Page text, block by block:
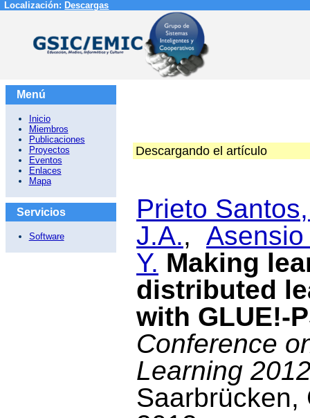
Localización: Descargas
Menú
Inicio
Miembros
Publicaciones
Proyectos
Eventos
Enlaces
Mapa
Servicios
Software
Descargando el artículo
Prieto
J.A.,
Y. Making
distributed
with GLUE!-
Conference
Learning
Saarbrücken,